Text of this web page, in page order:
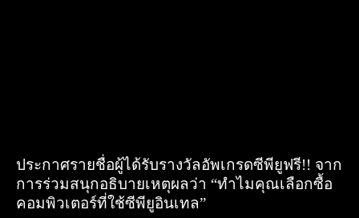
ประกาศรายชื่อผู้ได้รับรางวัลอัพเกรดซีพียูฟรี!! จาก
การร่วมสนุกอธิบายเหตุผลว่า “ทำไมคุณเลือกซื้อ
คอมพิวเตอร์ที่ใช้ซีพียูอินเทล”